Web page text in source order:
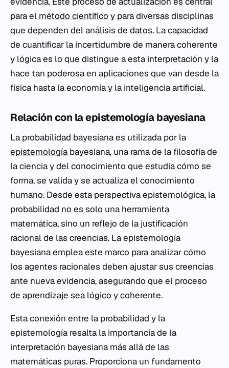
para el método científico y para diversas disciplinas
que dependen del análisis de datos. La capacidad
de cuantificar la incertidumbre de manera coherente
y lógica es lo que distingue a esta interpretación y la
hace tan poderosa en aplicaciones que van desde la
física hasta la economía y la inteligencia artificial.
Relación con la epistemología bayesiana
La probabilidad bayesiana es utilizada por la
epistemología bayesiana, una rama de la filosofía de
la ciencia y del conocimiento que estudia cómo se
forma, se valida y se actualiza el conocimiento
humano. Desde esta perspectiva epistemológica, la
probabilidad no es solo una herramienta
matemática, sino un reflejo de la justificación
racional de las creencias. La epistemología
bayesiana emplea este marco para analizar cómo
los agentes racionales deben ajustar sus creencias
ante nueva evidencia, asegurando que el proceso
de aprendizaje sea lógico y coherente.
Esta conexión entre la probabilidad y la
epistemología resalta la importancia de la
interpretación bayesiana más allá de las
matemáticas puras. Proporciona un fundamento